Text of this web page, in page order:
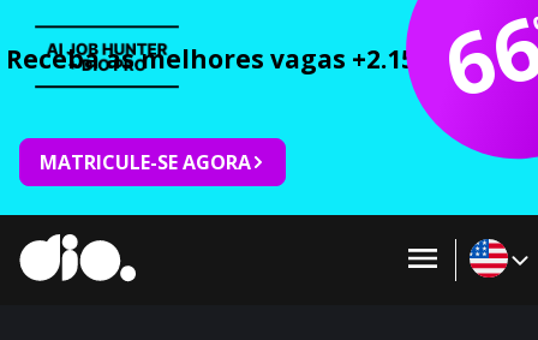
Receba as melhores vagas +2.150 cursos
MATRICULE-SE AGORA